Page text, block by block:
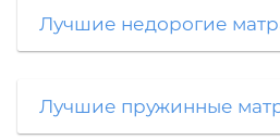
Лучшие недорогие
Лучшие пружинные